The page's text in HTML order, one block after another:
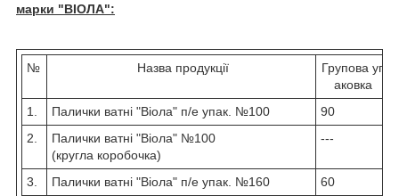
марки "ВІОЛА":
№ Назва продукції
Групова уп
аковка
1.
Палички ватні "Віола" п/е упак. №100 90
2.
Палички ватні "Віола" №100
(кругла коробочка)
---
3. Палички ватні "Віола" п/е упак. №160 60